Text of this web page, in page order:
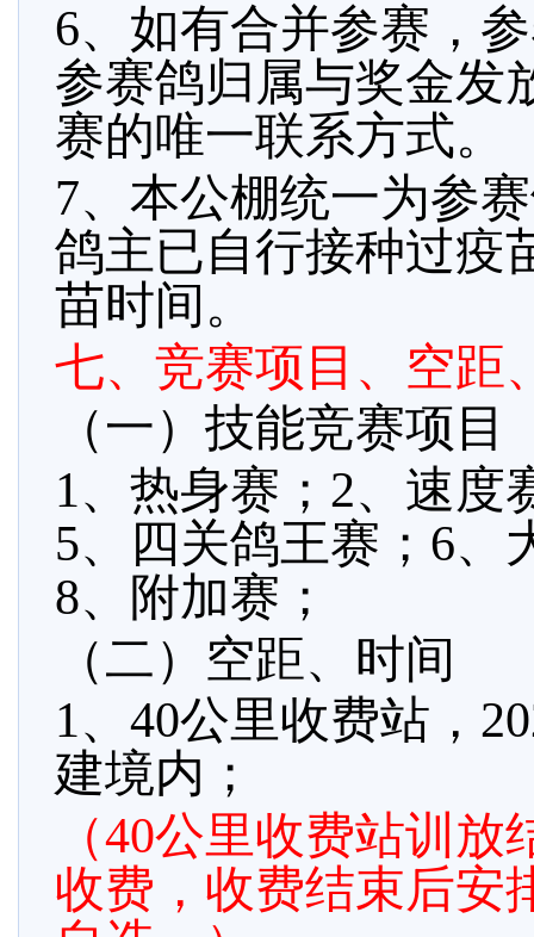
6、如有合并参赛，
参赛鸽归属与奖金发
赛的唯一联系方式。
7、本公棚统一为参
鸽主已自行接种过疫
苗时间。
七、竞赛项目、空距
（一）技能竞赛项目
1、热身赛；2、速度
5、四关鸽王赛；6、
8、附加赛；
（二）空距、时间
1、40公里收费站，
建境内；
（40公里收费站训放
收费，收费结束后安